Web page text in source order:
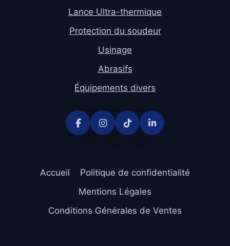
Lance Ultra-thermique
Protection du soudeur
Usinage
Abrasifs
Équipements divers
Accueil
Politique de confidentialité
Mentions Légales
Conditions Générales de Ventes